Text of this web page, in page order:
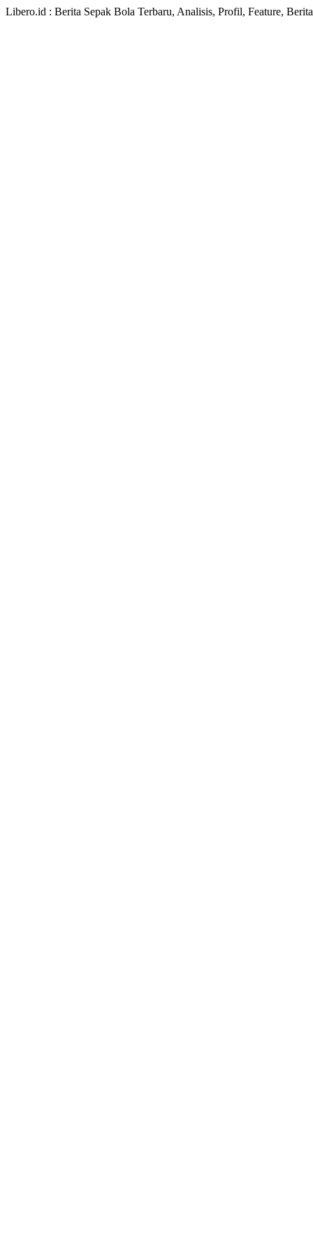
Libero.id : Berita Sepak Bola Terbaru, Analisis, Profil, Feature,